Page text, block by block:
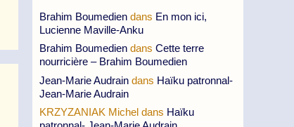
Brahim Boumedien dans En mon ici,
Lucienne Maville-Anku
Brahim Boumedien dans Cette terre
nourricière – Brahim Boumedien
Jean-Marie Audrain dans Haïku patronnal-
Jean-Marie Audrain
KRZYZANIAK Michel dans Haïku